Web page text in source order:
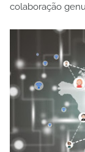
colaboração